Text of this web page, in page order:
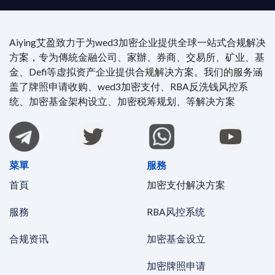
Aiying艾盈致力于为wed3加密企业提供全球一站式合规解决
方案，专为傳統金融公司、家辦、券商、交易所、矿业、基
金、Defi等虚拟资产企业提供合规解决方案。我们的服务涵
盖了牌照申请收购、wed3加密支付、RBA反洗钱风控系
统、加密基金架构设立、加密税筹规划、等解决方案
菜單
首頁
服務
合规资讯
服務
加密支付解决方案
RBA风控系统
加密基金设立
加密牌照申请